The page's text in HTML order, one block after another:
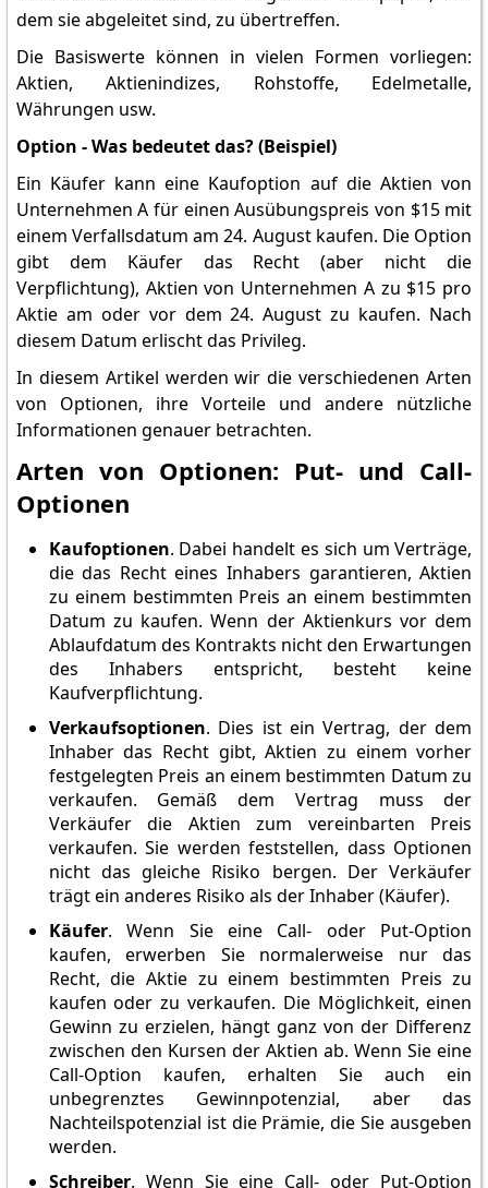
dem sie abgeleitet sind, zu übertreffen.
Die Basiswerte können in vielen Formen vorliegen:
Aktien, Aktienindizes, Rohstoffe, Edelmetalle,
Währungen usw.
Option - Was bedeutet das? (Beispiel)
Ein Käufer kann eine Kaufoption auf die Aktien von
Unternehmen A für einen Ausübungspreis von $15 mit
einem Verfallsdatum am 24. August kaufen. Die Option
gibt dem Käufer das Recht (aber nicht die
Verpflichtung), Aktien von Unternehmen A zu $15 pro
Aktie am oder vor dem 24. August zu kaufen. Nach
diesem Datum erlischt das Privileg.
In diesem Artikel werden wir die verschiedenen Arten
von Optionen, ihre Vorteile und andere nützliche
Informationen genauer betrachten.
Arten von Optionen: Put- und Call-
Optionen
Kaufoptionen. Dabei handelt es sich um Verträge,
die das Recht eines Inhabers garantieren, Aktien
zu einem bestimmten Preis an einem bestimmten
Datum zu kaufen. Wenn der Aktienkurs vor dem
Ablaufdatum des Kontrakts nicht den Erwartungen
des Inhabers entspricht, besteht keine
Kaufverpflichtung.
Verkaufsoptionen. Dies ist ein Vertrag, der dem
Inhaber das Recht gibt, Aktien zu einem vorher
festgelegten Preis an einem bestimmten Datum zu
verkaufen. Gemäß dem Vertrag muss der
Verkäufer die Aktien zum vereinbarten Preis
verkaufen. Sie werden feststellen, dass Optionen
nicht das gleiche Risiko bergen. Der Verkäufer
trägt ein anderes Risiko als der Inhaber (Käufer).
Käufer. Wenn Sie eine Call- oder Put-Option
kaufen, erwerben Sie normalerweise nur das
Recht, die Aktie zu einem bestimmten Preis zu
kaufen oder zu verkaufen. Die Möglichkeit, einen
Gewinn zu erzielen, hängt ganz von der Differenz
zwischen den Kursen der Aktien ab. Wenn Sie eine
Call-Option kaufen, erhalten Sie auch ein
unbegrenztes Gewinnpotenzial, aber das
Nachteilspotenzial ist die Prämie, die Sie ausgeben
werden.
Schreiber. Wenn Sie eine Call- oder Put-Option